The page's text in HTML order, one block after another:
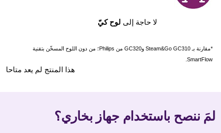
لا حاجة إلى لوح كيّ
*مقارنة بـ Steam&Go GC310 وGC320 من Philips؛ من دون اللوح المسخّن بتقنية
SmartFlow.
هذا المنتج لم يعد متاحا
لمَ ننصح باستخدام جهاز بخاري؟